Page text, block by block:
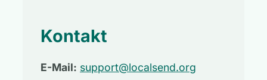
Kontakt
E-Mail: support@localsend.org